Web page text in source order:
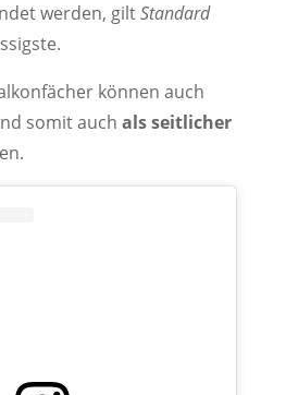
werden, giltStandard
können auch
somit auch als seitlicher